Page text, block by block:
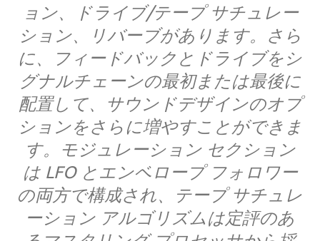
ョン、ドライブ/テープ サチュレー
ション、リバーブがあります。さら
に、フィードバックとドライブをシ
グナルチェーンの最初または最後に
配置して、サウンドデザインのオプ
ションをさらに増やすことができま
す。モジュレーション セクション
は LFO とエンベロープ フォロワー
の両方で構成され、テープ サチュレ
ーション アルゴリズムは定評のあ